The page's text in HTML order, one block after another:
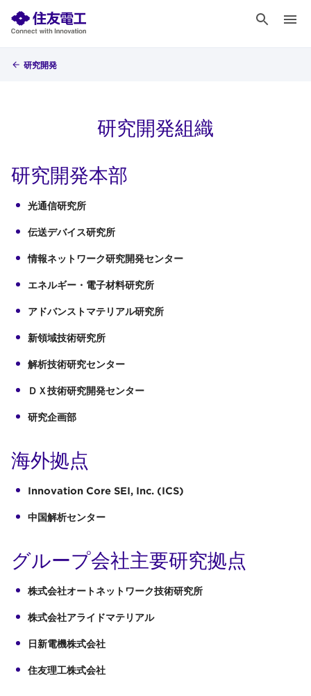
研究開発
研究開発組織
研究開発本部
光通信研究所
伝送デバイス研究所
情報ネットワーク研究開発センター
エネルギー・電子材料研究所
アドバンストマテリアル研究所
新領域技術研究所
解析技術研究センター
ＤＸ技術研究開発センター
研究企画部
海外拠点
Innovation Core SEI, Inc. (ICS)
中国解析センター
グループ会社主要研究拠点
株式会社オートネットワーク技術研究所
株式会社アライドマテリアル
日新電機株式会社
住友理工株式会社